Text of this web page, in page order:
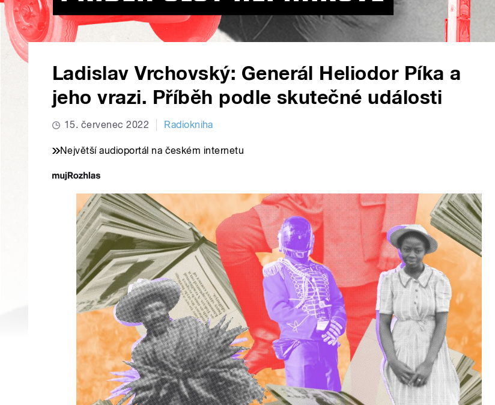
Ladislav Vrchovský: Generál Heliodor Píka a
jeho vrazi. Příběh podle skutečné události
15. červenec 2022 Radiokniha
Největší audioportál na českém internetu